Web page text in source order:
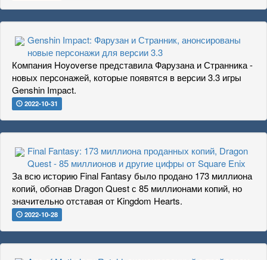
Genshin Impact: Фарузан и Странник, анонсированы
новые персонажи для версии 3.3
Компания Hoyoverse представила Фарузана и Странника -
новых персонажей, которые появятся в версии 3.3 игры
Genshin Impact.
2022-10-31
Final Fantasy: 173 миллиона проданных копий, Dragon
Quest - 85 миллионов и другие цифры от Square Enix
За всю историю Final Fantasy было продано 173 миллиона
копий, обогнав Dragon Quest с 85 миллионами копий, но
значительно отставая от Kingdom Hearts.
2022-10-28